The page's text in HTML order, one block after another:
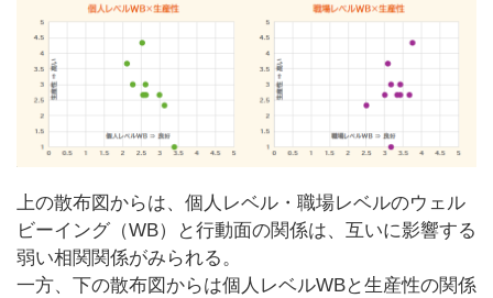
上の散布図からは、個人レベル・職場レベルのウェル
ビーイング（WB）と行動面の関係は、互いに影響する
弱い相関関係がみられる。
一方、下の散布図からは個人レベルWBと生産性の関係